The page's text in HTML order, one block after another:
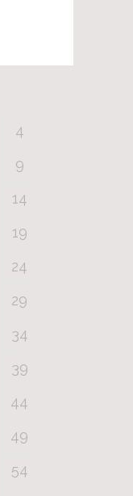
4
9
14
19
24
29
34
39
44
49
54